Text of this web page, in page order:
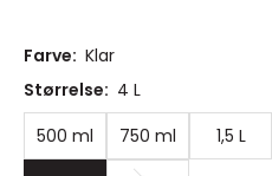
Farve: Klar
Størrelse: 4 L
500 ml
750 ml 1,5 L